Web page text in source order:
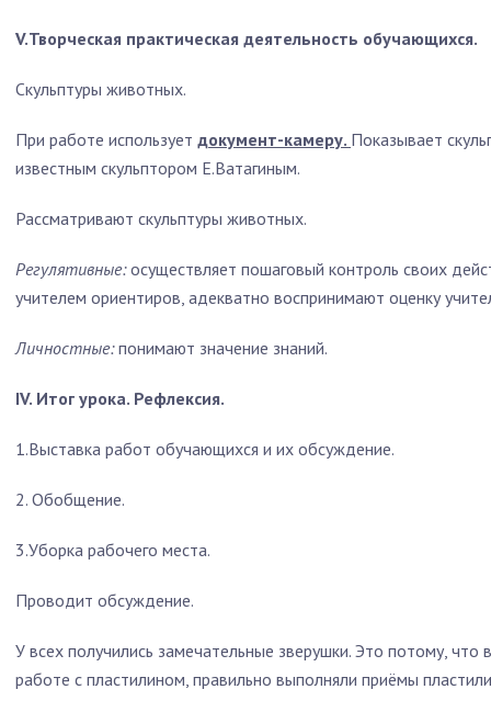
V.Творческая практическая деятельность обучающихся.
Скульптуры животных.
При работе использует документ-камеру. Показывает
известным скульптором Е.Ватагиным.
Рассматривают скульптуры животных.
Регулятивные:осуществляет пошаговый контроль своих
учителем ориентиров, адекватно воспринимают оценку
Личностные:понимают значение знаний.
IV. Итог урока. Рефлексия.
1.Выставка работ обучающихся и их обсуждение.
2. Обобщение.
3.Уборка рабочего места.
Проводит обсуждение.
У всех получились замечательные зверушки. Это потому, что
работе с пластилином, правильно выполняли приёмы